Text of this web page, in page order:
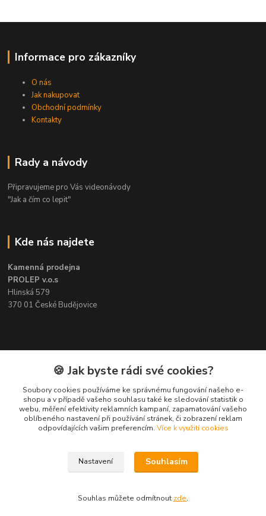
Informace pro zákazníky
O nás
Jak nakupovat
Obchodní podmínky
Kontakty
Rady a návody
Připravujeme pro Vás videonávody
"Jak a čím co lepit"
Kde nás najdete
Kamenná prodejna
PROLEP v.o.s
Hlinská 579
370 01 České Budějovice
Kontakt
Pavel Šedivý
+420 602 148 895
Pracovní doba PO - PÁ: 8,00-16,30
🍪 Jak byste rádi své cookies?
Soubory cookies používáme ke správnému fungování našeho e-
shopu a v případě vašeho souhlasu také ke sledování statistik o
webu, měření efektivity reklamních kampaní, zapamatování vašeho
oblíbeného nastavení při používání stránek, či zobrazení reklam
odpovídajících vašim preferencím. Více k využití cookies
Nastavení Souhlasím
Souhlas můžete odmítnout zde.